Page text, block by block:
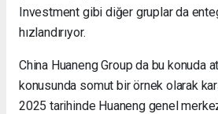
Investment gibi diğer gruplar da
hızlandırıyor.
China Huaneng Group da bu konuda
konusunda somut bir örnek olarak
2025 tarihinde Huaneng genel